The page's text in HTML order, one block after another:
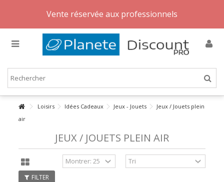
Vente réservée aux professionnels
Loisirs Idées Cadeaux Jeux - Jouets
Jeux / Jouets plein
air
JEUX / JOUETS PLEIN AIR
FILTER